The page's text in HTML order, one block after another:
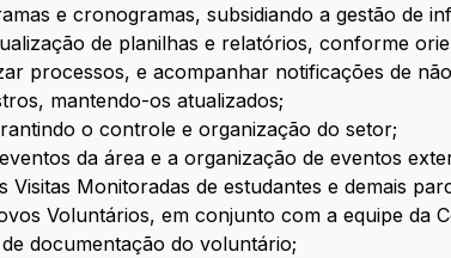
e cronogramas, subsidiando a gestão de
de planilhas e relatórios, conforme
processos, e acompanhar notificações de
mantendo-os atualizados;
o controle e organização do setor;
da área e a organização de eventos
Monitoradas de estudantes e demais
Voluntários, em conjunto com a equipe da
documentação do voluntário;